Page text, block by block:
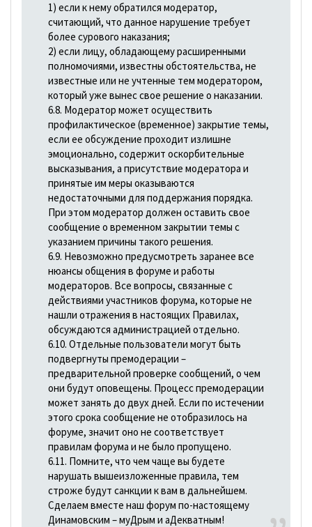
1) если к нему обратился модератор,
считающий, что данное нарушение требует
более сурового наказания;
2) если лицу, обладающему расширенными
полномочиями, известны обстоятельства, не
известные или не учтенные тем модератором,
который уже вынес свое решение о наказании.
6.8. Модератор может осуществить
профилактическое (временное) закрытие темы,
если ее обсуждение проходит излишне
эмоционально, содержит оскорбительные
высказывания, а присутствие модератора и
принятые им меры оказываются
недостаточными для поддержания порядка.
При этом модератор должен оставить свое
сообщение о временном закрытии темы с
указанием причины такого решения.
6.9. Невозможно предусмотреть заранее все
нюансы общения в форуме и работы
модераторов. Все вопросы, связанные с
действиями участников форума, которые не
нашли отражения в настоящих Правилах,
обсуждаются администрацией отдельно.
6.10. Отдельные пользователи могут быть
подвергнуты премодерации –
предварительной проверке сообщений, о чем
они будут оповещены. Процесс премодерации
может занять до двух дней. Если по истечении
этого срока сообщение не отобразилось на
форуме, значит оно не соответствует
правилам форума и не было пропущено.
6.11. Помните, что чем чаще вы будете
нарушать вышеизложенные правила, тем
строже будут санкции к вам в дальнейшем.
Сделаем вместе наш форум по-настоящему
Динамовским – муДрым и аДекватным!